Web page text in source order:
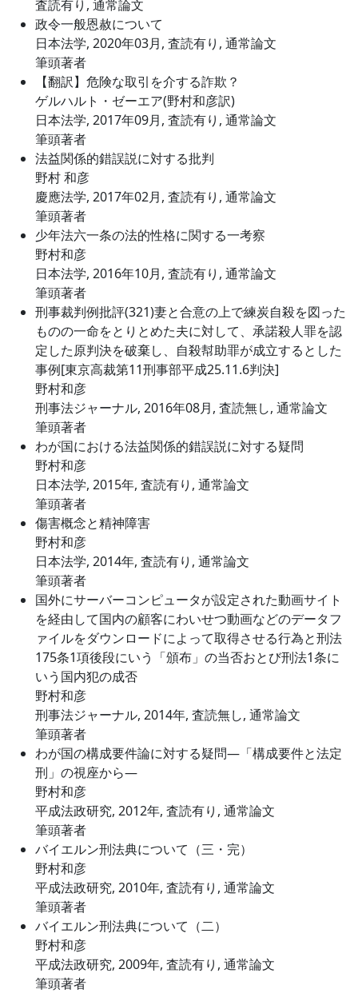
査読有り, 通常論文
政令一般恩赦について
日本法学, 2020年03月, 査読有り, 通常論文
筆頭著者
【翻訳】危険な取引を介する詐欺？
ゲルハルト・ゼーエア(野村和彦訳)
日本法学, 2017年09月, 査読有り, 通常論文
筆頭著者
法益関係的錯誤説に対する批判
野村 和彦
慶應法学, 2017年02月, 査読有り, 通常論文
筆頭著者
少年法六一条の法的性格に関する一考察
野村和彦
日本法学, 2016年10月, 査読有り, 通常論文
筆頭著者
刑事裁判例批評(321)妻と合意の上で練炭自殺を図った
ものの一命をとりとめた夫に対して、承諾殺人罪を認
定した原判決を破棄し、自殺幇助罪が成立するとした
事例[東京高裁第11刑事部平成25.11.6判決]
野村和彦
刑事法ジャーナル, 2016年08月, 査読無し, 通常論文
筆頭著者
わが国における法益関係的錯誤説に対する疑問
野村和彦
日本法学, 2015年, 査読有り, 通常論文
筆頭著者
傷害概念と精神障害
野村和彦
日本法学, 2014年, 査読有り, 通常論文
筆頭著者
国外にサーバーコンピュータが設定された動画サイト
を経由して国内の顧客にわいせつ動画などのデータフ
ァイルをダウンロードによって取得させる行為と刑法
175条1項後段にいう「頒布」の当否おとび刑法1条に
いう国内犯の成否
野村和彦
刑事法ジャーナル, 2014年, 査読無し, 通常論文
筆頭著者
わが国の構成要件論に対する疑問―「構成要件と法定
刑」の視座から―
野村和彦
平成法政研究, 2012年, 査読有り, 通常論文
筆頭著者
バイエルン刑法典について（三・完）
野村和彦
平成法政研究, 2010年, 査読有り, 通常論文
筆頭著者
バイエルン刑法典について（二）
野村和彦
平成法政研究, 2009年, 査読有り, 通常論文
筆頭著者